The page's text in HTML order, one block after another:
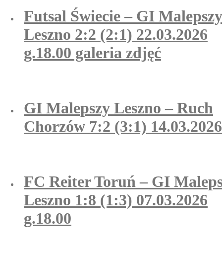
Futsal Świecie – GI Malepszy
Leszno 2:2 (2:1) 22.03.2026
g.18.00 galeria zdjęć
GI Malepszy Leszno – Ruch
Chorzów 7:2 (3:1) 14.03.2026
FC Reiter Toruń – GI
Leszno 1:8 (1:3) 07.03.2026
g.18.00